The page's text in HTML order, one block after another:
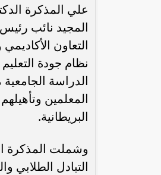
علي المذكرة
المجيد نائب
التعاون
نظام جودة
الدراسة
البريطانية.
وشملت المذكرة
التبادل الطلابي